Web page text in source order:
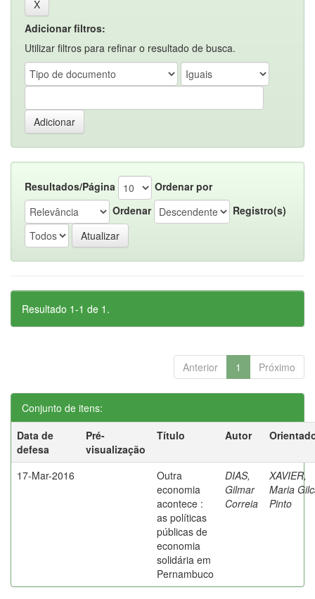
Adicionar filtros:
Utilizar filtros para refinar o resultado de busca.
Resultados/Página
Ordenar por
Ordenar
Registro(s)
Resultado 1-1 de 1.
Anterior 1 Próximo
Conjunto de itens:
Data de
defesa
Pré-
visualização
Título Autor
17-Mar-2016
Outra
economia
acontece :
as políticas
públicas de
economia
solidária em
Pernambuco
DIAS,
Gilmar
Correia
XAVIER,
Maria
Pinto